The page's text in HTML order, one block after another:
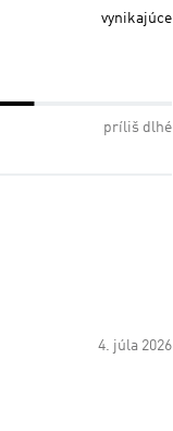
vynikajúce
príliš dlhé
4. júla 2026